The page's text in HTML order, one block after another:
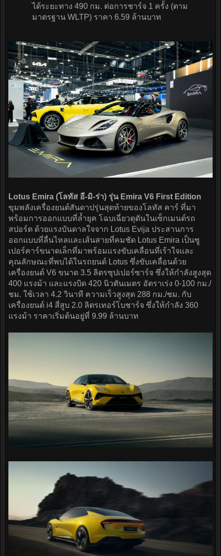
ได้ระยะทาง 490 กม. ต่อการชาร์จ 1 ครั้ง (ตาม
มาตรฐาน WLTP) ราคา 6.59 ล้านบาท
Lotus Emira (โลทัส อี-มิ-ร่า) รุ่น Emira V6 First Edition
ขุมพลังเครื่องยนต์สันดาปรุ่นสุดท้ายของโลทัส คาร์ ที่มา
พร้อมการออกแบบที่ล้ำยุค โฉบเฉี่ยวดุดันในเซ็กเมนต์รถ
สปอร์ต ด้วยแรงบันดาลใจจาก Lotus Evija ประสานการ
ออกแบบที่ลื่นไหลและเส้นสายที่คมชัด Lotus Emira เป็นซู
เปอร์คาร์ขนาดเล็กที่มาพร้อมแรงขับเคลื่อนที่เร้าใจและ
คุณลักษณะที่พบได้ในรถยนต์ Lotus ซึ่งขับเคลื่อนด้วย
เครื่องยนต์ V6 ขนาด 3.5 ลิตรซุปเปอร์ซาร์จ ซึ่งให้กำลังสูงสุด
400 แรงม้า และแรงบิด 420 นิวตันเมตร อัตราเร่ง 0-100 กม./
ชม. ใช้เวลา 4.2 วินาที ความเร็วสูงสุด 288 กม./ชม. กับ
เครื่องยนต์ i4 สี่สูบ 2.0 ลิตรเทอร์โบชาร์จ ซึ่งให้กำลัง 360
แรงม้า ราคาเริ่มต้นอยู่ที่ 9.99 ล้านบาท